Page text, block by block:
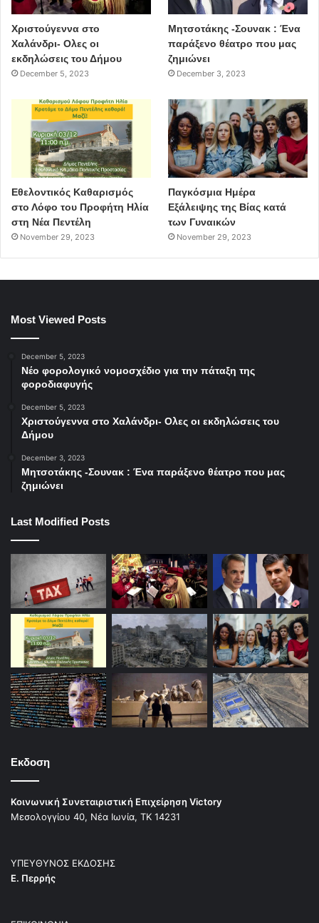
Χριστούγεννα στο
Χαλάνδρι- Ολες οι
εκδηλώσεις του Δήμου
December 5, 2023
Μητσοτάκης -Σουνακ : Ένα
παράξενο θέατρο που μας
ζημιώνει
December 3, 2023
Εθελοντικός Καθαρισμός
στο Λόφο του Προφήτη Ηλία
στη Νέα Πεντέλη
November 29, 2023
Παγκόσμια Ημέρα
Εξάλειψης της Βίας κατά
των Γυναικών
November 29, 2023
Most Viewed Posts
December 5, 2023
Νέο φορολογικό νομοσχέδιο για την πάταξη της
φοροδιαφυγής
December 5, 2023
Χριστούγεννα στο Χαλάνδρι- Ολες οι εκδηλώσεις του
Δήμου
December 3, 2023
Μητσοτάκης -Σουνακ : Ένα παράξενο θέατρο που μας
ζημιώνει
Last Modified Posts
Εκδοση
Κοινωνική Συνεταιριστική Επιχείρηση Victory
Μεσολογγίου 40, Νέα Ιωνία, ΤΚ 14231
ΥΠΕΥΘΥΝΟΣ ΕΚΔΟΣΗΣ
Ε. Περρής